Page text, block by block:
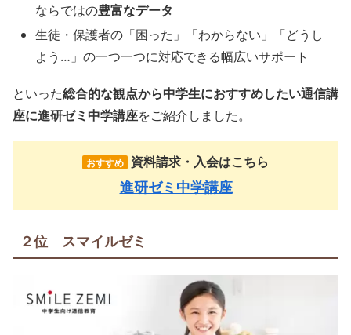
ならではの豊富なデータ
生徒・保護者の「困った」「わからない」「どうし
よう…」の一つ一つに対応できる幅広いサポート
といった総合的な観点から中学生におすすめしたい通信講
座に進研ゼミ中学講座をご紹介しました。
おすすめ 資料請求・入会はこちら
進研ゼミ中学講座
２位 スマイルゼミ